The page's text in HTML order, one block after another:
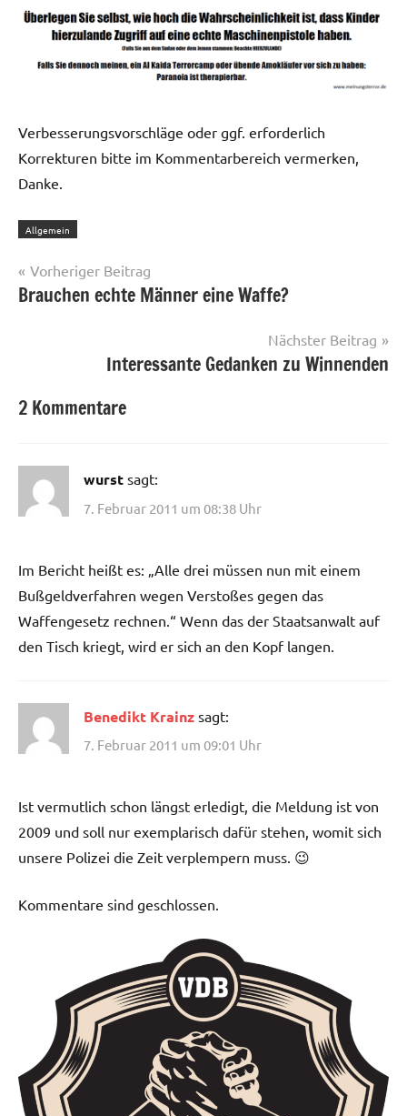
Verbesserungsvorschläge oder ggf. erforderlich
Korrekturen bitte im Kommentarbereich vermerken,
Danke.
Allgemein
Beitragsnavigation
Vorheriger Beitrag
Brauchen echte Männer eine Waffe?
Nächster Beitrag
Interessante Gedanken zu Winnenden
2 Kommentare
wurst sagt:
7. Februar 2011 um 08:38 Uhr
Im Bericht heißt es: „Alle drei müssen nun mit einem
Bußgeldverfahren wegen Verstoßes gegen das
Waffengesetz rechnen.“ Wenn das der Staatsanwalt auf
den Tisch kriegt, wird er sich an den Kopf langen.
Benedikt Krainz sagt:
7. Februar 2011 um 09:01 Uhr
Ist vermutlich schon längst erledigt, die Meldung ist von
2009 und soll nur exemplarisch dafür stehen, womit sich
unsere Polizei die Zeit verplempern muss. 😉
Kommentare sind geschlossen.